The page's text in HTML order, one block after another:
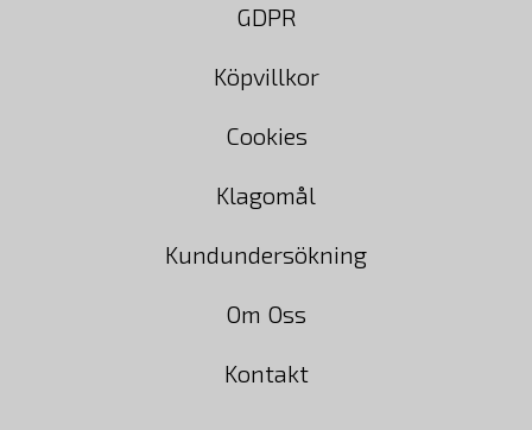
GDPR
Köpvillkor
Cookies
Klagomål
Kundundersökning
Om Oss
Kontakt